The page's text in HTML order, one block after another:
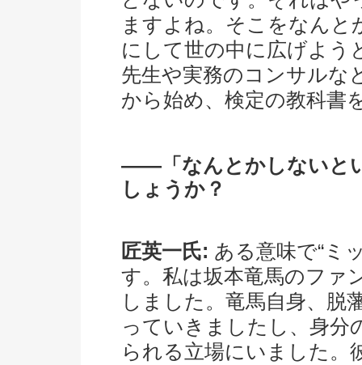
ますよね。そこをなん
にして世の中に広げよう
先生や実務のコンサルな
から始め、検定の教科書
――「なんとかしないと
しょうか？
匠英一氏: ある意味で“ミ
す。私は坂本竜馬のファ
しました。竜馬自身、脱
っていきましたし、身分
られる立場にいました。